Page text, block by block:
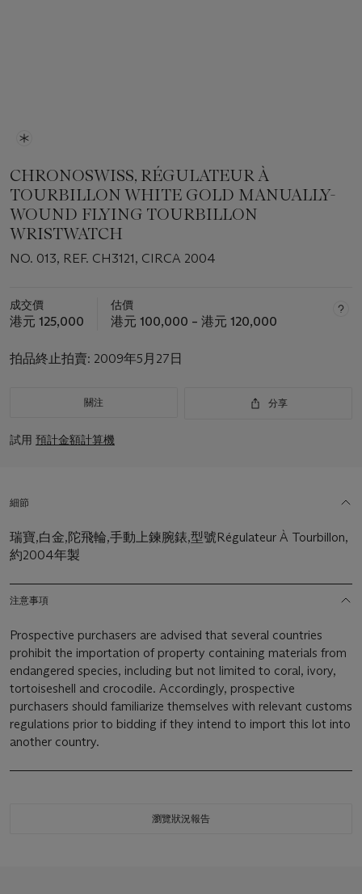
CHRONOSWISS, RÉGULATEUR À
TOURBILLON WHITE GOLD MANUALLY-
WOUND FLYING TOURBILLON
WRISTWATCH
NO. 013, REF. CH3121, CIRCA 2004
成交價
港元 125,000
估價
港元 100,000 – 港元 120,000
拍品終止拍賣: 2009年5月27日
關注 分享
試用 預計金額計算機
細節
瑞寶,白金,陀飛輪,手動上鍊腕錶,型號Régulateur À Tourbillon,
約2004年製
注意事項
Prospective purchasers are advised that several countries
prohibit the importation of property containing materials from
endangered species, including but not limited to coral, ivory,
tortoiseshell and crocodile. Accordingly, prospective
purchasers should familiarize themselves with relevant customs
regulations prior to bidding if they intend to import this lot into
another country.
瀏覽狀況報告